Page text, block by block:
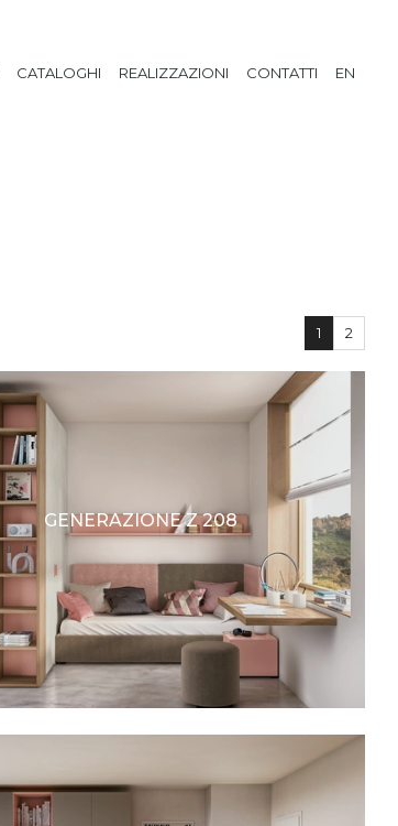
CATALOGHI REALIZZAZIONI CONTATTI EN
1 2
GENERAZIONE Z 208